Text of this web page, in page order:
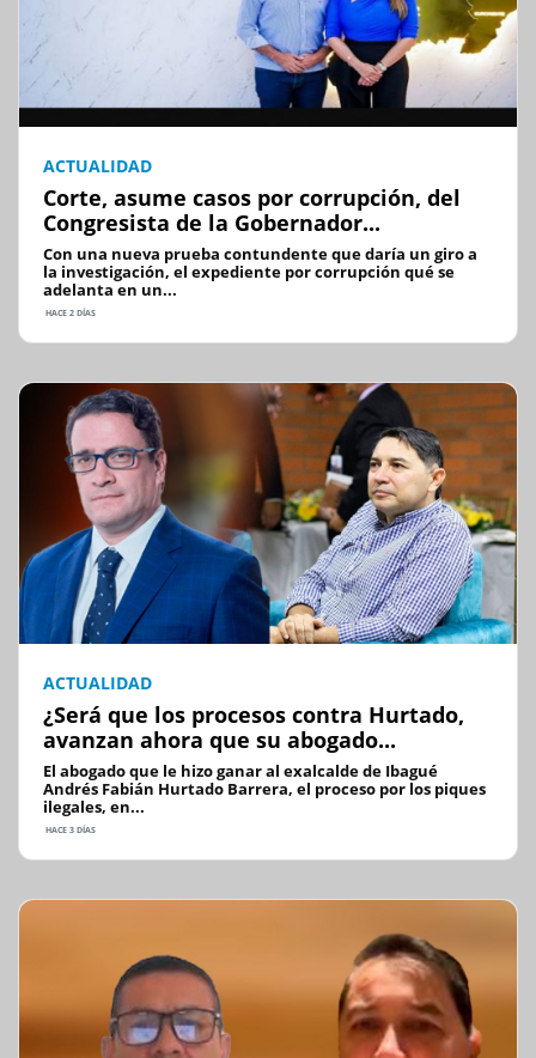
ACTUALIDAD
Corte, asume casos por corrupción, del
Congresista de la Gobernador...
Con una nueva prueba contundente que daría un giro a
la investigación, el expediente por corrupción qué se
adelanta en un...
HACE 2 DÍAS
ACTUALIDAD
¿Será que los procesos contra Hurtado,
avanzan ahora que su abogado...
El abogado que le hizo ganar al exalcalde de Ibagué
Andrés Fabián Hurtado Barrera, el proceso por los piques
ilegales, en...
HACE 3 DÍAS